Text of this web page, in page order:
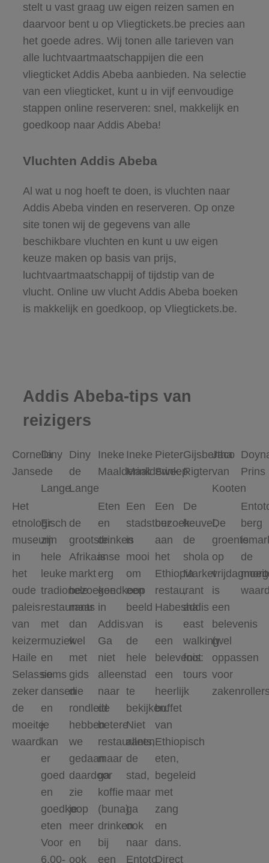
stelt u vast graag uw eigen reizen samen en
daarvoor bent u op Vliegtickets.be precies aan
het goede adres. Wij tonen alle tarieven van
alle luchtvaartmaatschappijen die een
vliegticket Addis Abeba aanbieden. Na selectie
van een vliegticket, kunt u in vijf eenvoudige
stappen online reserveren: snel, makkelijk en
goedkoop naar Addis Abeba!
Vluchten Addis Abeba
Al wat u nog hoeft te doen, is vluchten naar
Addis Abeba vinden en reserveren. Op onze
site tonen wij de gegevens van alle
beschikbare vluchten en kunt u uw eigen
keuze maken op basis van prijs,
luchtvaartmaatschappij of tijdstip van de
vlucht. Online uw vlucht Addis Abeba boeken
is makkelijk en goedkoop, op Vliegtickets.be.
Addis Abeba-tips van
reizigers
Cornelia
Janse
Het
etnologisch
museum
in
het
oude
paleis
van
keizer
Haile
Selassie
zeker
de
moeite
waard
Diny
de
Lange
Er
zijn
hele
leuke
tradionele
restaurants
met
muziek
en
soms
dansen
en
je
kan
er
goed
en
goedkoop
eten
Voor
6,00-
Diny
de
Lange
de
grootste
Afrikaanse
markt
bezoeken
maar
dan
wel
met
gids
die
rondleid
hebben
we
gedaan
daardoor
zie
je
meer
en
ook
Ineke
Maalderink
Eten
en
drinken
is
erg
goedkoop
in
Addis.
Ga
niet
alleen
naar
de
betere
restaurants,
maar
ga
koffie
(buna)
drinken
bij
een
Ineke
Maalderink
Een
stadstour
is
mooi
om
een
beeld
van
de
hele
stad
te
bekijken.
Niet
alleen
de
stad,
maar
ga
ook
naar
Entoto
Pieter
Sweep
Een
bezoek
aan
het
Ethiopia
restaurant
Habesha
is
een
belevenis:
een
heerlijk
buffet
van
Ethiopisch
eten,
begeleid
met
zang
en
dans.
Direct
Gijsbertha
Rigter
De
heuvel,
de
shola
Market
,
addis
east
walking
foot
tours
Jaco
van
Kooten
De
op
is
een
belevenis
(wel
oppassen
voor
Prins
berg
is
de